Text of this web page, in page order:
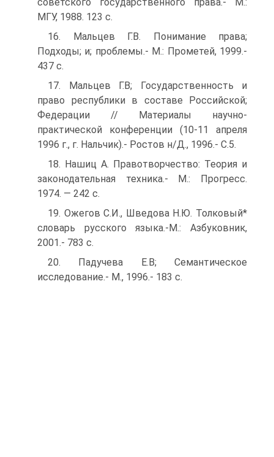
советского государственного права.- M.:
МГУ, 1988. 123 с.
16. Мальцев Г.В. Понимание права;
Подходы; и; проблемы.- M.: Прометей, 1999.-
437 с.
17. Мальцев Г.В; Государственность и
право республики в составе Российской;
Федерации // Материалы научно-
практической конференции (10-11 апреля
1996 г., г. Нальчик).- Ростов н/Д., 1996.- С.5.
18. Нашиц А. Правотворчество: Теория и
законодательная техника.- M.: Прогресс.
1974. — 242 с.
19. Ожегов С.И., Шведова Н.Ю. Толковый*
словарь русского языка.-М.: Азбуковник,
2001.- 783 с.
20. Падучева Е.В; Семантическое
исследование.- M., 1996.- 183 с.